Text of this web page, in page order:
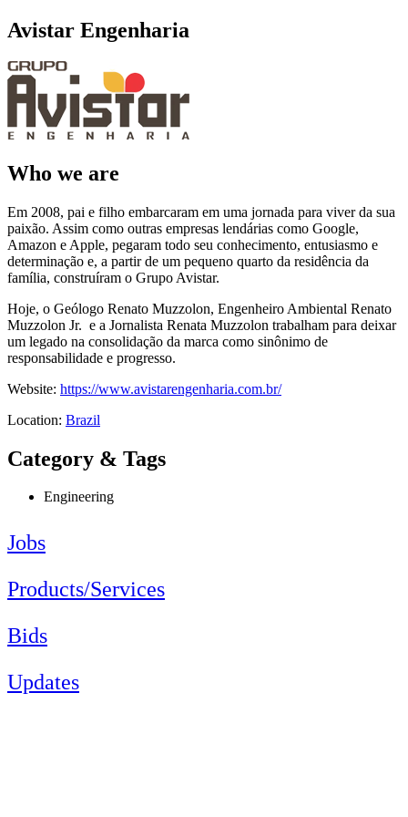
Avistar Engenharia
Who we are
Em 2008, pai e filho embarcaram em uma jornada para viver da sua
paixão. Assim como outras empresas lendárias como Google,
Amazon e Apple, pegaram todo seu conhecimento, entusiasmo e
determinação e, a partir de um pequeno quarto da residência da
família, construíram o Grupo Avistar.
Hoje, o Geólogo Renato Muzzolon, Engenheiro Ambiental Renato
Muzzolon Jr. e a Jornalista Renata Muzzolon trabalham para deixar
um legado na consolidação da marca como sinônimo de
responsabilidade e progresso.
Website: https://www.avistarengenharia.com.br/
Location: Brazil
Category & Tags
Engineering
Jobs
Products/Services
Bids
Updates